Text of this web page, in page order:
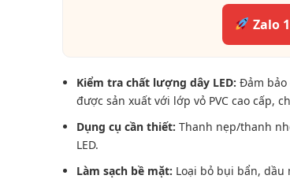
Zalo
Kiểm tra chất lượng dây LED: Đảm bảo
được sản xuất với lớp vỏ PVC cao cấp,
Dụng cụ cần thiết: Thanh nẹp/thanh
LED.
Làm sạch bề mặt: Loại bỏ bụi bẩn,